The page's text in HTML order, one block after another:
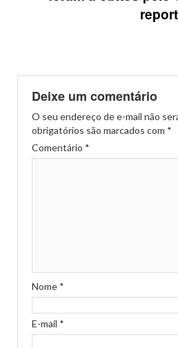
Deixe um comentário
O seu endereço de e-mail não
obrigatórios são marcados com *
Comentário *
Nome *
E-mail *